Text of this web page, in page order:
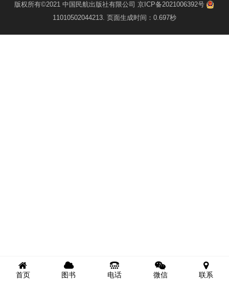
版权所有©2021 中国民航出版社有限公司 京ICP备2021006392号
11010502044213. 页面生成时间：0.697秒
首页 图书 电话 微信 联系